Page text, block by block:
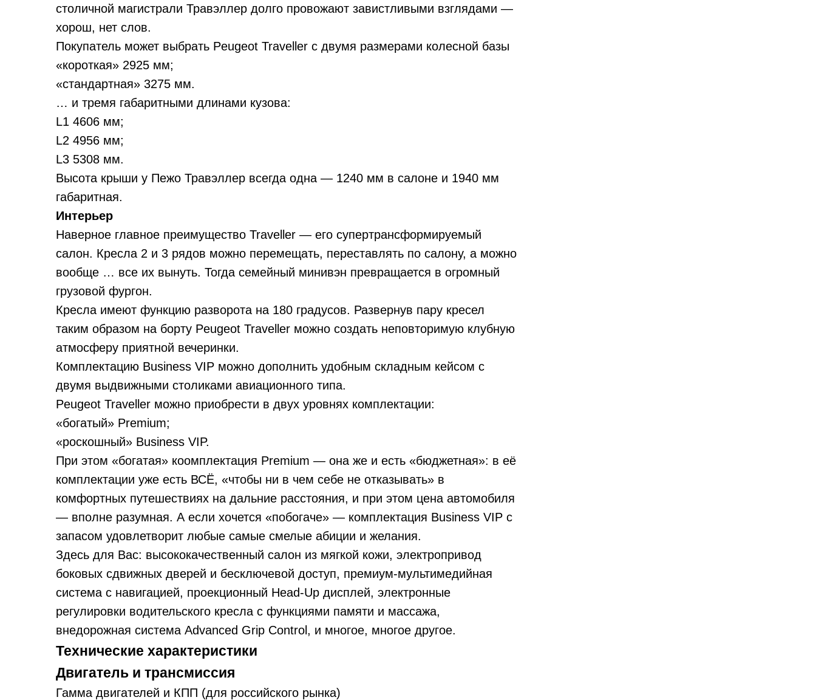
столичной магистрали Травэллер долго провожают завистливыми взглядами —
хорош, нет слов.
Покупатель может выбрать Peugeot Traveller с двумя размерами колесной базы
«короткая» 2925 мм;
«стандартная» 3275 мм.
… и тремя габаритными длинами кузова:
L1 4606 мм;
L2 4956 мм;
L3 5308 мм.
Высота крыши у Пежо Травэллер всегда одна — 1240 мм в салоне и 1940 мм
габаритная.
Интерьер
Наверное главное преимущество Traveller — его супертрансформируемый
салон. Кресла 2 и 3 рядов можно перемещать, переставлять по салону, а можно
вообще … все их вынуть. Тогда семейный минивэн превращается в огромный
грузовой фургон.
Кресла имеют функцию разворота на 180 градусов. Развернув пару кресел
таким образом на борту Peugeot Traveller можно создать неповторимую клубную
атмосферу приятной вечеринки.
Комплектацию Business VIP можно дополнить удобным складным кейсом с
двумя выдвижными столиками авиационного типа.
Peugeot Traveller можно приобрести в двух уровнях комплектации:
«богатый» Premium;
«роскошный» Business VIP.
При этом «богатая» коомплектация Premium — она же и есть «бюджетная»: в её
комплектации уже есть ВСЁ, «чтобы ни в чем себе не отказывать» в
комфортных путешествиях на дальние расстояния, и при этом цена автомобиля
— вполне разумная. А если хочется «побогаче» — комплектация Business VIP с
запасом удовлетворит любые самые смелые абиции и желания.
Здесь для Вас: высококачественный салон из мягкой кожи, электропривод
боковых сдвижных дверей и бесключевой доступ, премиум-мультимедийная
система с навигацией, проекционный Head-Up дисплей, электронные
регулировки водительского кресла с функциями памяти и массажа,
внедорожная система Advanced Grip Control, и многое, многое другое.
Технические характеристики
Двигатель и трансмиссия
Гамма двигателей и КПП (для российского рынка)